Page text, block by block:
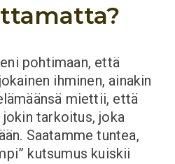
pohtimaan, että
ihminen, ainakin
miettii, että
tarkoitus, joka
Saatamme tuntea,
kutsumus kuiskii